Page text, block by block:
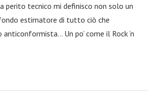
perito tecnico mi definisco non solo un
estimatore di tutto ciò che
Un po’ come il Rock ‘n